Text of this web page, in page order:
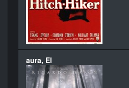
aura, El